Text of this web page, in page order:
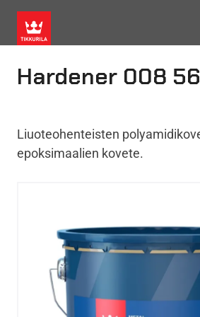
Hardener 008
Liuoteohenteisten
epoksimaalien kovete.